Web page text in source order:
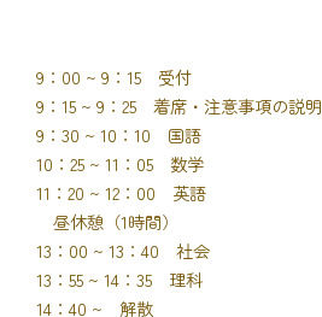
9：00 ~ 9：15 受付
9：15 ~ 9：25 着席・注意事項の説明
9：30 ~ 10：10 国語
10：25 ~ 11：05 数学
11：20 ~ 12：00 英語
昼休憩（1時間）
13：00 ~ 13：40 社会
13：55 ~ 14：35 理科
14：40 ~ 解散